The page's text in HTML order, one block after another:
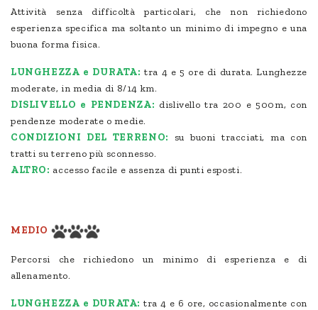
Attività senza difficoltà particolari, che non richiedono
esperienza specifica ma soltanto un minimo di impegno e una
buona forma fisica.
LUNGHEZZA e DURATA:tra 4 e 5 ore di durata. Lunghezze
moderate, in media di 8/14 km.
DISLIVELLO e PENDENZA: dislivello tra 200 e 500m, con
pendenze moderate o medie.
CONDIZIONI DEL TERRENO:
su buoni tracciati, ma con
tratti su terreno più sconnesso.
ALTRO: accesso facile e assenza di punti esposti.
MEDIO
Percorsi che richiedono un minimo di esperienza e di
allenamento.
LUNGHEZZA e DURATA: tra 4 e 6 ore, occasionalmente con